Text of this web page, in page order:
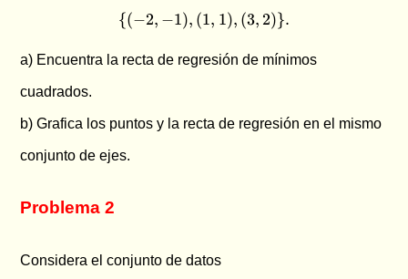
\{(-2,-1),(1,1),(3,2)\}.
{(−2, −1), (1, 1), (3, 2)}.
a) Encuentra la recta de regresión de mínimos
cuadrados.
b) Grafica los puntos y la recta de regresión en el mismo
conjunto de ejes.
Problema 2
Considera el conjunto de datos